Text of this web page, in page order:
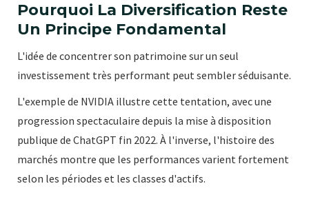
Pourquoi La Diversification Reste
Un Principe Fondamental
L'idée de concentrer son patrimoine sur un seul
investissement très performant peut sembler séduisante.
L'exemple de NVIDIA illustre cette tentation, avec une
progression spectaculaire depuis la mise à disposition
publique de ChatGPT fin 2022. À l'inverse, l'histoire des
marchés montre que les performances varient fortement
selon les périodes et les classes d'actifs.